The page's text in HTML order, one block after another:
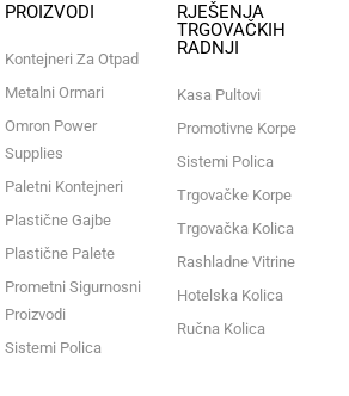
PROIZVODI
Kontejneri Za Otpad
Metalni Ormari
Omron Power
Supplies
Paletni Kontejneri
Plastične Gajbe
Plastične Palete
Prometni Sigurnosni
Proizvodi
Sistemi Polica
RJEŠENJA
TRGOVAČKIH
RADNJI
Kasa Pultovi
Promotivne Korpe
Sistemi Polica
Trgovačke Korpe
Trgovačka Kolica
Rashladne Vitrine
Hotelska Kolica
Ručna Kolica